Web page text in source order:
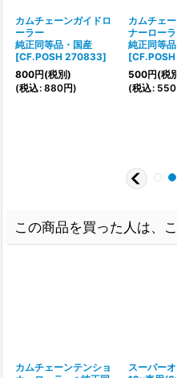
カムチェーンガイドロ
ーラー
純正同等品・国産
[CF.POSH 270833]
800円(税別)
(税込: 880円)
カムチェ
ナーロー
純正同等
[
500円(税
(税込: 550
この商品を買った人は、
カムチェーンテンショ
スーパー